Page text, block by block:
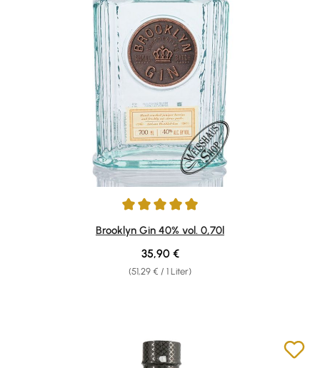
Durchschnittliche Bewertung von 4.88 von 5 Sternen
Brooklyn Gin 40% vol. 0,70l
(51,29 € / 1 Liter)
Regulärer Preis:
35,90 €